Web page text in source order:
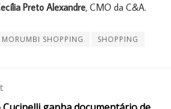
Preto Alexandre, CMO da C&A.
MORUMBI SHOPPING SHOPPING